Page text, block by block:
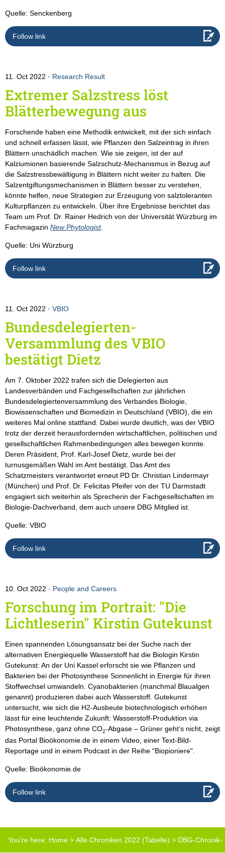
Quelle: Senckenberg
Follow link
11. Oct 2022 Research Result
Extremer Salzstress löst
Blätterbewegung aus
Forschende haben eine Methodik entwickelt, mit der sich einfach
und schnell erfassen lässt, wie Pflanzen den Salzeintrag in ihren
Blättern unschädlich machen. Wie sie zeigen, ist der auf
Kalziumionen basierende Salzschutz-Mechanismus in Bezug auf
die Salzstressbewältigung in Blättern nicht weiter zu halten. Die
Salzentgiftungsmechanismen in Blättern besser zu verstehen,
könnte helfen, neue Strategien zur Erzeugung von salztoleranten
Kulturpflanzen zu entwickeln. Über ihre Ergebnisse berichtet das
Team um Prof. Dr. Rainer Hedrich von der Universität Würzburg im
Fachmagazin New Phytologist.
Quelle: Uni Würzburg
Follow link
11. Oct 2022 VBIO
Bundesdelegierten-
Versammlung des VBIO
bestätigt Dietz
Am 7. Oktober 2022 trafen sich die Delegierten aus
Landesverbänden und Fachgesellschaften zur jährlichen
Bundesdelegiertenversammlung des Verbandes Biologie,
Biowissenschaften und Biomedizin in Deutschland (VBIO), die ein
weiteres Mal online stattfand. Dabei wurde deutlich, was der VBIO
trotz der derzeit herausfordernden wirtschaftlichen, politischen und
gesellschaftlichen Rahmenbedingungen alles bewegen konnte.
Deren Präsident, Prof. Karl-Josef Dietz, wurde bei der
turnusgemäßen Wahl im Amt bestätigt. Das Amt des
Schatzmeisters verantwortet erneut PD Dr. Christian Lindermayr
(München) und Prof. Dr. Felicitas Pfeifer von der TU Darmstadt
engagiert sich weiterhin als Sprecherin der Fachgesellschaften im
Biologie-Dachverband, dem auch unsere DBG Mitglied ist.
Quelle: VBIO
Follow link
10. Oct 2022 People and Careers
Forschung im Portrait: "Die
Lichtleserin" Kirstin Gutekunst
Einen spannenden Lösungsansatz bei der Suche nach der
alternativen Energiequelle Wasserstoff hat die Biologin Kirstin
Gutekunst: An der Uni Kassel erforscht sie wie Pflanzen und
Bakterien bei der Photosynthese Sonnenlicht in Energie für ihren
Stoffwechsel umwandeln. Cyanobakterien (manchmal Blaualgen
genannt) produzieren dabei auch Wasserstoff. Gutekunst
untersucht, wie sich die H2-Ausbeute biotechnologisch erhöhen
lässt für eine leuchtende Zukunft: Wasserstoff-Produktion via
Photosynthese, ganz ohne CO2-Abgase – Grüner geht’s nicht, zeigt
das Portal Bioökonomie.de in einem Video, einer Text-Bild-
Reportage und in einem Podcast in der Reihe "Biopioniere".
Quelle: Bioökonomie.de
Follow link
You're here: Home > Alle Chroniken 2022 (Tabelle) > DBG-Chronik-